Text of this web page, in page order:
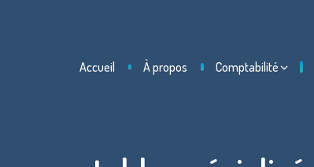
Accueil À propos Comptabilité